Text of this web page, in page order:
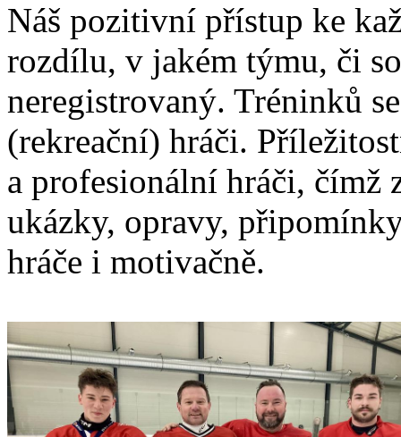
Náš pozitivní přístup ke
rozdílu, v jakém týmu, či
neregistrovaný. Tréninků
(rekreační) hráči.
a profesionální hráči,
ukázky, opravy,
hráče i motivačně.